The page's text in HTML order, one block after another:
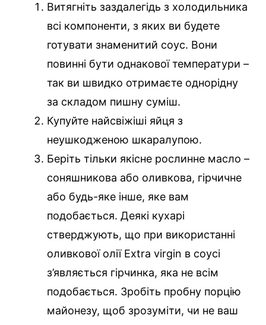
Витягніть заздалегідь з холодильника
всі компоненти, з яких ви будете
готувати знаменитий соус. Вони
повинні бути однакової температури –
так ви швидко отримаєте однорідну
за складом пишну суміш.
Купуйте найсвіжіші яйця з
неушкодженою шкаралупою.
Беріть тільки якісне рослинне масло –
соняшникова або оливкова, гірчичне
або будь-яке інше, яке вам
подобається. Деякі кухарі
стверджують, що при використанні
оливкової олії Extra virgin в соусі
з’являється гірчинка, яка не всім
подобається. Зробіть пробну порцію
майонезу, щоб зрозуміти, чи не ваш